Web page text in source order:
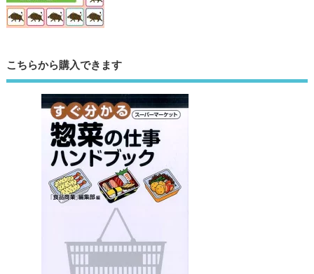
こちらから購入できます